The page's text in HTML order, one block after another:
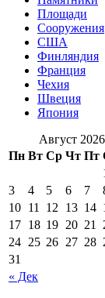
Площади
Сооружения
США
Финляндия
Франция
Чехия
Швеция
Япония
Август 2026
Пн Вт Ср Чт Пт
« Дек
3
4 5 6 7
10 11 12 13 14
17 18 19 20 21
24 25 26 27 28
31